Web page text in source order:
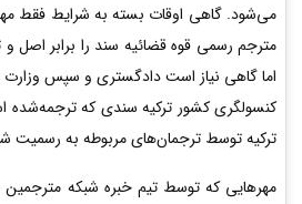
می‌شود. گاهی اوقات بسته به شرایط فقط
مترجم رسمی قوه قضائیه سند را برابر اصل و
اما گاهی نیاز است دادگستری و سپس
کنسولگری کشور ترکیه سندی که ترجمه‌شده
ترکیه توسط ترجمان‌های مربوطه به رسمیت
مهرهایی که توسط تیم خبره شبکه مترجمین